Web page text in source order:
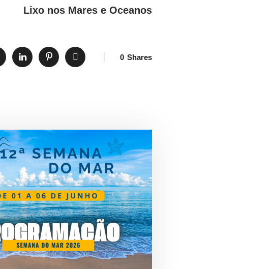
Lixo nos Mares e Oceanos
0 Shares